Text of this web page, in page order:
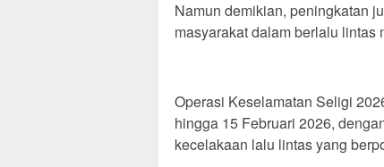
Namun demikian, peningkatan
masyarakat dalam berlalu lintas
Operasi Keselamatan Seligi
hingga 15 Februari 2026,
kecelakaan lalu lintas yang